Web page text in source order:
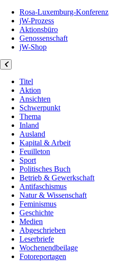
Rosa-Luxemburg-Konferenz
jW-Prozess
Aktionsbüro
Genossenschaft
jW-Shop
Titel
Aktion
Ansichten
Schwerpunkt
Thema
Inland
Ausland
Kapital & Arbeit
Feuilleton
Sport
Politisches Buch
Betrieb & Gewerkschaft
Antifaschismus
Natur & Wissenschaft
Feminismus
Geschichte
Medien
Abgeschrieben
Leserbriefe
Wochenendbeilage
Fotoreportagen